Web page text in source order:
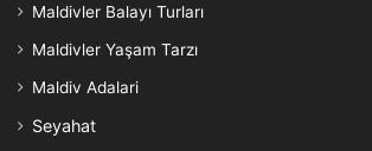
Maldivler Balayı Turları
Maldivler Yaşam Tarzı
Maldiv Adalari
Seyahat